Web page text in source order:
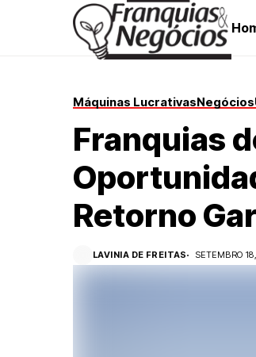
Máquinas LucrativasNegócios
Franquias
Retorno
LAVINIA DE FREITAS SETEMBRO